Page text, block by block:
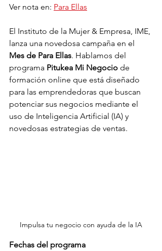
Ver nota en: Para Ellas
El Instituto de la Mujer & Empresa, IME,
lanza una novedosa campaña en el
Mes de Para Ellas. Hablamos del
programa Pitukea Mi Negocio de
formación online que está diseñado
para las emprendedoras que buscan
potenciar sus negocios mediante el
uso de Inteligencia Artificial (IA) y
novedosas estrategias de ventas.
Impulsa tu negocio con ayuda de la IA
Fechas del programa